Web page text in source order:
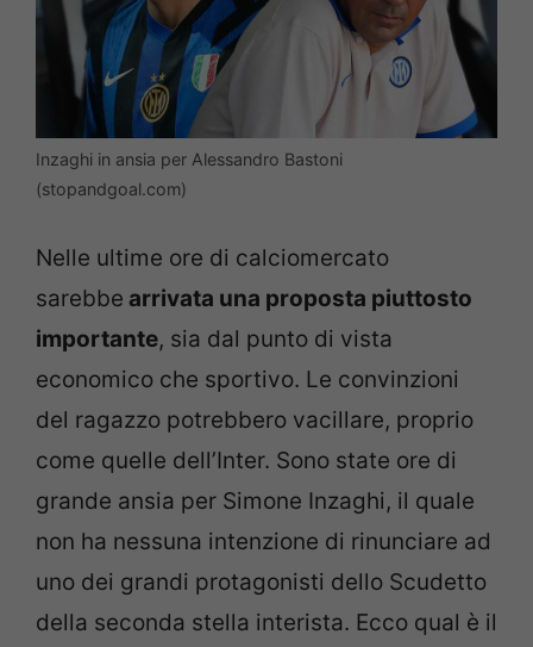
Inzaghi in ansia per Alessandro Bastoni
(stopandgoal.com)
Nelle ultime ore di calciomercato
sarebbe arrivata una proposta piuttosto
importante, sia dal punto di vista
economico che sportivo. Le convinzioni
del ragazzo potrebbero vacillare, proprio
come quelle dell’Inter. Sono state ore di
grande ansia per Simone Inzaghi, il quale
non ha nessuna intenzione di rinunciare ad
uno dei grandi protagonisti dello Scudetto
della seconda stella interista. Ecco qual è il